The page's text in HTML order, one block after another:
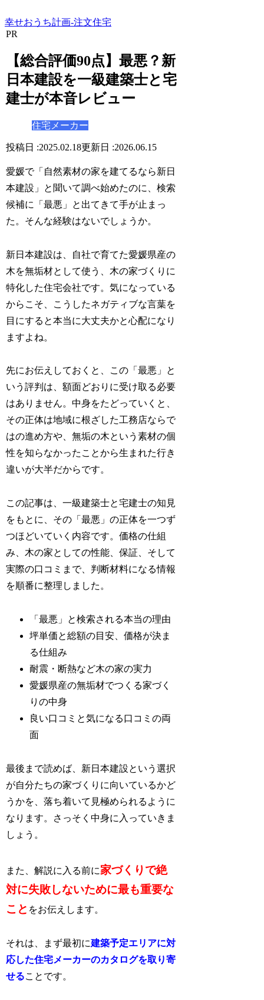
幸せおうち計画-注文住宅
PR
【総合評価90点】最悪？新
日本建設を一級建築士と宅
建士が本音レビュー
住宅メーカー
2025.02.18 2026.06.15
愛媛で「自然素材の家を建てるなら新日
本建設」と聞いて調べ始めたのに、検索
候補に「最悪」と出てきて手が止まっ
た。そんな経験はないでしょうか。
新日本建設は、自社で育てた愛媛県産の
木を無垢材として使う、木の家づくりに
特化した住宅会社です。気になっている
からこそ、こうしたネガティブな言葉を
目にすると本当に大丈夫かと心配になり
ますよね。
先にお伝えしておくと、この「最悪」と
いう評判は、額面どおりに受け取る必要
はありません。中身をたどっていくと、
その正体は地域に根ざした工務店ならで
はの進め方や、無垢の木という素材の個
性を知らなかったことから生まれた行き
違いが大半だからです。
この記事は、一級建築士と宅建士の知見
をもとに、その「最悪」の正体を一つず
つほどいていく内容です。価格の仕組
み、木の家としての性能、保証、そして
実際の口コミまで、判断材料になる情報
を順番に整理しました。
「最悪」と検索される本当の理由
坪単価と総額の目安、価格が決ま
る仕組み
耐震・断熱など木の家の実力
愛媛県産の無垢材でつくる家づく
りの中身
良い口コミと気になる口コミの両
面
最後まで読めば、新日本建設という選択
が自分たちの家づくりに向いているかど
うかを、落ち着いて見極められるように
なります。さっそく中身に入っていきま
しょう。
また、解説に入る前に家づくりで絶
対に失敗しないために最も重要な
こと をお伝えします。
それは、まず最初に建築予定エリアに対
応した住宅メーカーのカタログを取り寄
せることです。